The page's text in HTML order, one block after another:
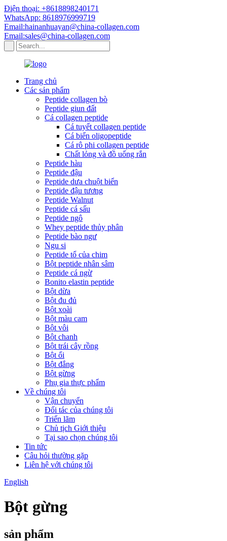
Điện thoại: +8618898240171
WhatsApp: 8618976999719
Email:hainanhuayan@china-collagen.com
Email:sales@china-collagen.com
Trang chủ
Các sản phẩm
Peptide collagen bò
Peptide giun đất
Cá collagen peptide
Cá tuyết collagen peptide
Cá biển oligopeptide
Cá rô phi collagen peptide
Chất lỏng và đồ uống rắn
Peptide hàu
Peptide đậu
Peptide dưa chuột biển
Peptide đậu tương
Peptide Walnut
Peptide cá sấu
Peptide ngô
Whey peptide thủy phân
Peptide bào ngư
Ngu si
Peptide tổ của chim
Bột peptide nhân sâm
Peptide cá ngừ
Bonito elastin peptide
Bột dừa
Bột đu đủ
Bột xoài
Bột màu cam
Bột vôi
Bột chanh
Bột trái cây rồng
Bột ổi
Bột đắng
Bột gừng
Phụ gia thực phẩm
Về chúng tôi
Vận chuyển
Đối tác của chúng tôi
Triển lãm
Chủ tịch Giới thiệu
Tại sao chọn chúng tôi
Tin tức
Câu hỏi thường gặp
Liên hệ với chúng tôi
English
Bột gừng
sản phẩm